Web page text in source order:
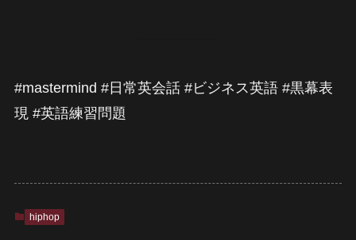
#mastermind #日常英会話 #ビジネス英語 #黒幕表
現 #英語練習問題
hiphop